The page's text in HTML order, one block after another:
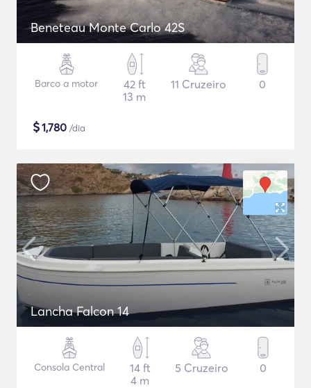
Beneteau Monte Carlo 42S
Barco a motor
42 ft
13 m
11 Cruzeiro 0
$1,780 /dia
Lancha Falcon 14
Consola Central
14 ft
4 m
5 Cruzeiro 0